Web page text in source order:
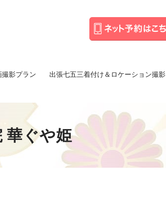
撮影プラン 出張七五三着付け＆ロケーション撮影
華ぐや姫